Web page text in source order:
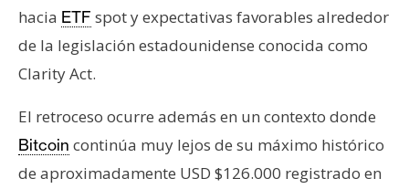
o
y
P
b
l
hacia ETF spot y expectativas favorables alrededor
de la legislación estadounidense conocida como
Clarity Act.
El retroceso ocurre además en un contexto donde
Bitcoin continúa muy lejos de su máximo histórico
de aproximadamente USD $126.000 registrado en